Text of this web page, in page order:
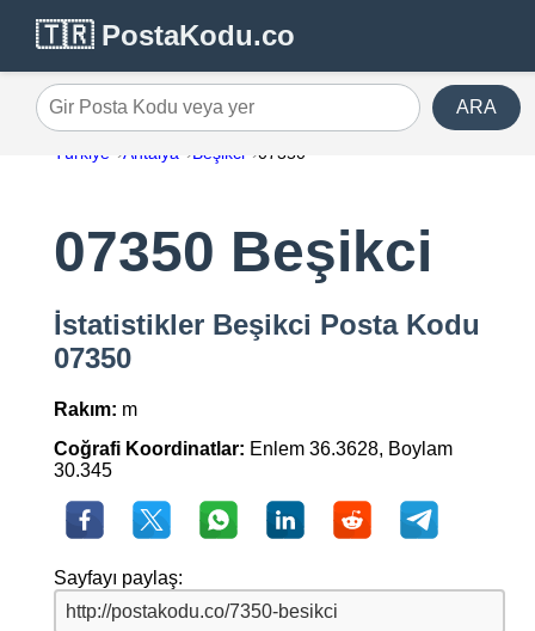
🇹🇷 PostaKodu.co
Gir Posta Kodu veya yer ARA
Türkiye Antalya Beşikci 07350
07350 Beşikci
İstatistikler Beşikci Posta Kodu
07350
Rakım: m
Coğrafi Koordinatlar: Enlem 36.3628, Boylam
30.345
Sayfayı paylaş: